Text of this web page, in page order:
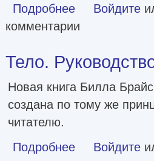
Подробнее о Ниже пояса:
Войдите
комментарии
Тело.
Новая книга Билла
создана по тому же
читателю.
Подробнее о Тело. Руководство
Войдите